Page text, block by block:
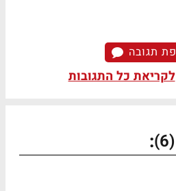
תגובה
לקריאת כל התגובות
(6)
: